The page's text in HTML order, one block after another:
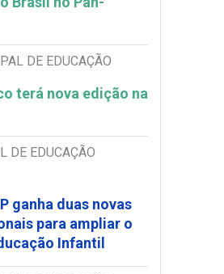
DE EDUCAÇÃO
terá nova edição na
DE EDUCAÇÃO
ganha duas novas
para ampliar o
Infantil